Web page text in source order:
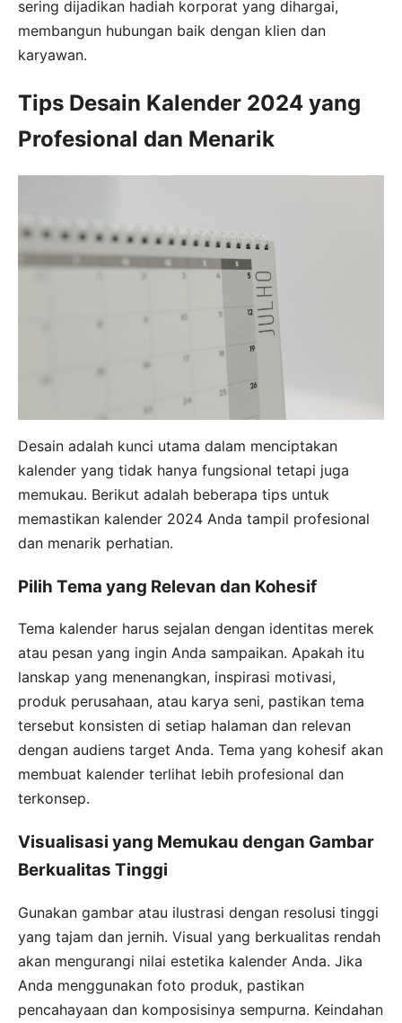
sering dijadikan hadiah korporat yang dihargai,
membangun hubungan baik dengan klien dan
karyawan.
Tips Desain Kalender 2024 yang
Profesional dan Menarik
Desain adalah kunci utama dalam menciptakan
kalender yang tidak hanya fungsional tetapi juga
memukau. Berikut adalah beberapa tips untuk
memastikan kalender 2024 Anda tampil profesional
dan menarik perhatian.
Pilih Tema yang Relevan dan Kohesif
Tema kalender harus sejalan dengan identitas merek
atau pesan yang ingin Anda sampaikan. Apakah itu
lanskap yang menenangkan, inspirasi motivasi,
produk perusahaan, atau karya seni, pastikan tema
tersebut konsisten di setiap halaman dan relevan
dengan audiens target Anda. Tema yang kohesif akan
membuat kalender terlihat lebih profesional dan
terkonsep.
Visualisasi yang Memukau dengan Gambar
Berkualitas Tinggi
Gunakan gambar atau ilustrasi dengan resolusi tinggi
yang tajam dan jernih. Visual yang berkualitas rendah
akan mengurangi nilai estetika kalender Anda. Jika
Anda menggunakan foto produk, pastikan
pencahayaan dan komposisinya sempurna. Keindahan